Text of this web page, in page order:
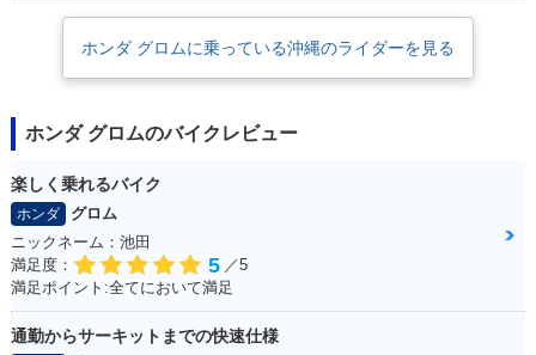
ホンダ グロムに乗っている沖縄のライダーを見る
ホンダ グロムのバイクレビュー
楽しく乗れるバイク
ホンダ
グロム
ニックネーム：池田
満足度：
5 ／5
満足ポイント:全てにおいて満足
通勤からサーキットまでの快速仕様